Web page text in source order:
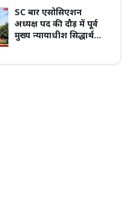
लेकर मुख्य सचिव ने दिया
हाईकोर्ट में जवाब
SC बार एसोसिएशन
अध्यक्ष पद की दौड़ में पूर्व
मुख्य न्यायाधीश सिद्धार्थ